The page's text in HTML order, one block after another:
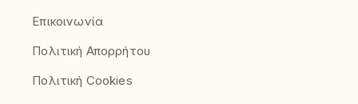
Επικοινωνία
Πολιτική Απορρήτου
Πολιτική Cookies